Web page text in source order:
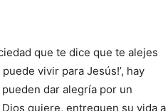
que te dice que te alejes
vivir para Jesús!’, hay
dar alegría por un
quiere, entreguen su vida a